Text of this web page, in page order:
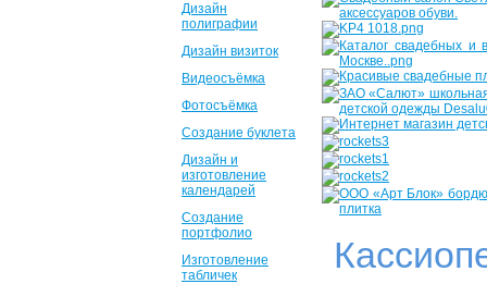
Дизайн
полиграфии
Дизайн визиток
Видеосъёмка
Фотосъёмка
Создание буклета
Дизайн и
изготовление
календарей
Создание
портфолио
Изготовление
табличек